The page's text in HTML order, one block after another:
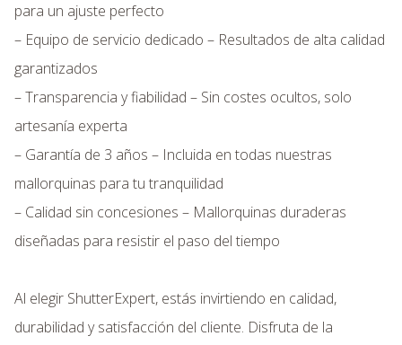
para un ajuste perfecto
– Equipo de servicio dedicado – Resultados de alta calidad
garantizados
– Transparencia y fiabilidad – Sin costes ocultos, solo
artesanía experta
– Garantía de 3 años – Incluida en todas nuestras
mallorquinas para tu tranquilidad
– Calidad sin concesiones – Mallorquinas duraderas
diseñadas para resistir el paso del tiempo
Al elegir ShutterExpert, estás invirtiendo en calidad,
durabilidad y satisfacción del cliente. Disfruta de la